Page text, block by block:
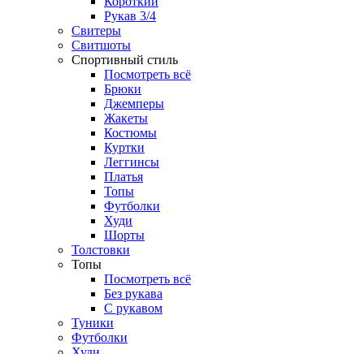
Рукав 3/4
Свитеры
Свитшоты
Спортивный стиль
Посмотреть всё
Брюки
Джемперы
Жакеты
Костюмы
Куртки
Леггинсы
Платья
Топы
Футболки
Худи
Шорты
Толстовки
Топы
Посмотреть всё
Без рукава
С рукавом
Туники
Футболки